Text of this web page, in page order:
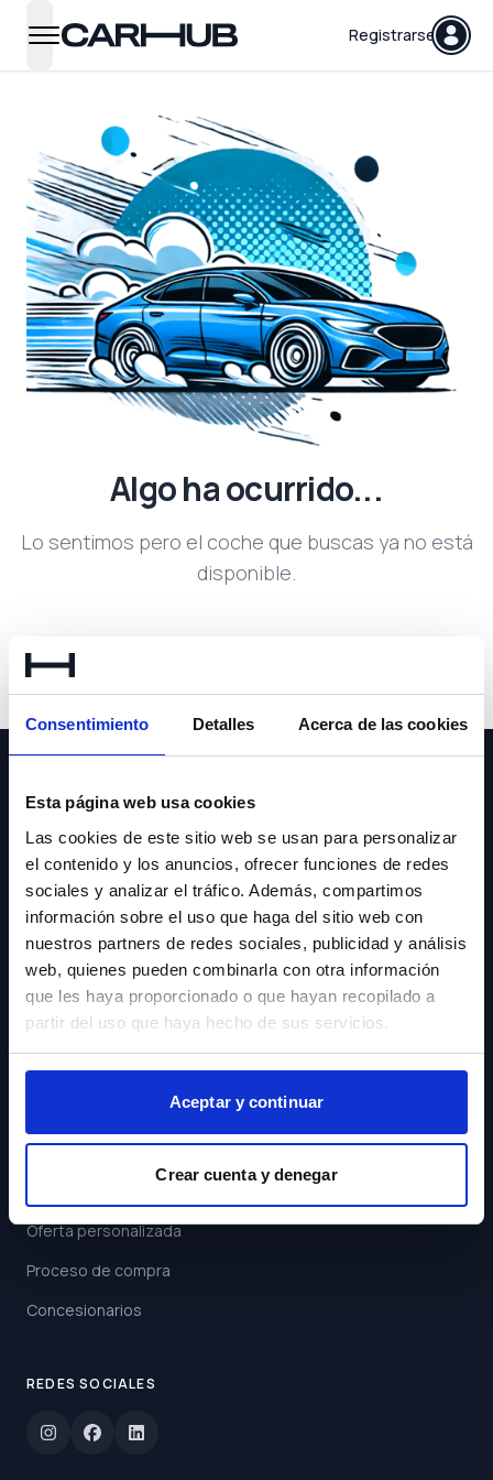
Consentimiento Detalles Acerca de las cookies
Esta página web usa cookies
Las cookies de este sitio web se usan para personalizar
el contenido y los anuncios, ofrecer funciones de redes
sociales y analizar el tráfico. Además, compartimos
información sobre el uso que haga del sitio web con
nuestros partners de redes sociales, publicidad y análisis
web, quienes pueden combinarla con otra información
que les haya proporcionado o que hayan recopilado a
partir del uso que haya hecho de sus servicios.
Aceptar y continuar
Crear cuenta y denegar
open navigation menu
Carhub Registrarse
Algo ha ocurrido...
Lo sentimos pero el coche que buscas ya no está
disponible.
NEWSLETTER
Suscríbete y recibe las últimas novedades y ofertas.
Acepto los
Términos y
Condiciones
Suscribirse
ENLACES
Oferta personalizada
Proceso de compra
Concesionarios
REDES SOCIALES